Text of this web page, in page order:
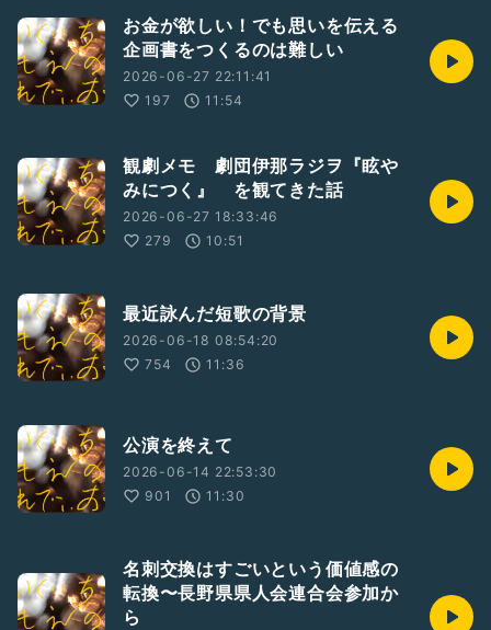
お金が欲しい！でも思いを伝える
企画書をつくるのは難しい
2026-06-27 22:11:41
197
11:54
観劇メモ 劇団伊那ラジヲ『眩や
みにつく』 を観てきた話
2026-06-27 18:33:46
279
10:51
最近詠んだ短歌の背景
2026-06-18 08:54:20
754
11:36
公演を終えて
2026-06-14 22:53:30
901
11:30
名刺交換はすごいという価値感の
転換〜長野県県人会連合会参加か
ら